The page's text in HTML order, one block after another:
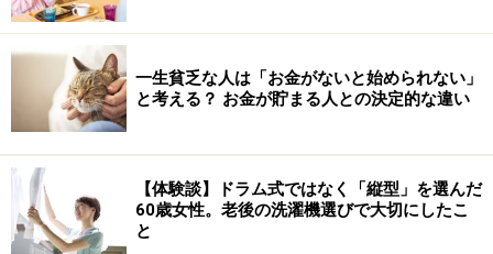
【3】はじめての習い事は、定年後の新たな人間関係の
基盤になる
仕事では、上司・部下、年上・年下など相応の対応が求
められるため、もしかしたらフラットな関係が作りにく
かったかもしれません。しかし習い事の場では、キャリ
ア、肩書、年齢など関係なく、好きなことでつながる人
間関係が広がっています。50代のうちから、今までと違
う人たちと交流していれば、定年したあと、急に孤独を
一生貧乏な人は「お金がないと始められない」
と考える？ お金が貯まる人との決定的な違い
【体験談】ドラム式ではなく「縦型」を選んだ
60歳女性。老後の洗濯機選びで大切にしたこ
と